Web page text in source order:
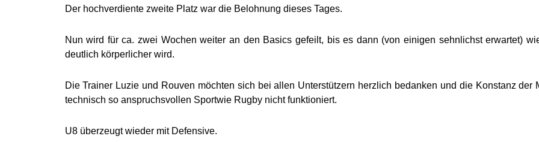
Der hochverdiente zweite Platz war die Belohnung dieses Tages.
Nun wird für ca. zwei Wochen weiter an den Basics gefeilt, bis es dann (von einigen sehnlichst erwartet)
deutlich körperlicher wird.
Die Trainer Luzie und Rouven möchten sich bei allen Unterstützern herzlich bedanken und die Konstanz
technisch so anspruchsvollen Sportwie Rugby nicht funktioniert.
U8 überzeugt wieder mit Defensive.